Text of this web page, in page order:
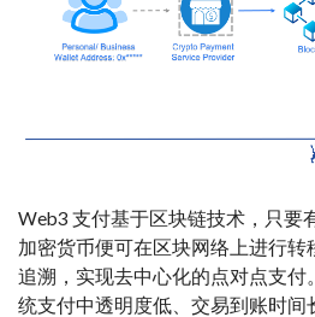
Web3 支付基于区块链技术，只要
加密货币便可在区块网络上进行转
追溯，实现去中心化的点对点支付
统支付中透明度低、交易到账时间